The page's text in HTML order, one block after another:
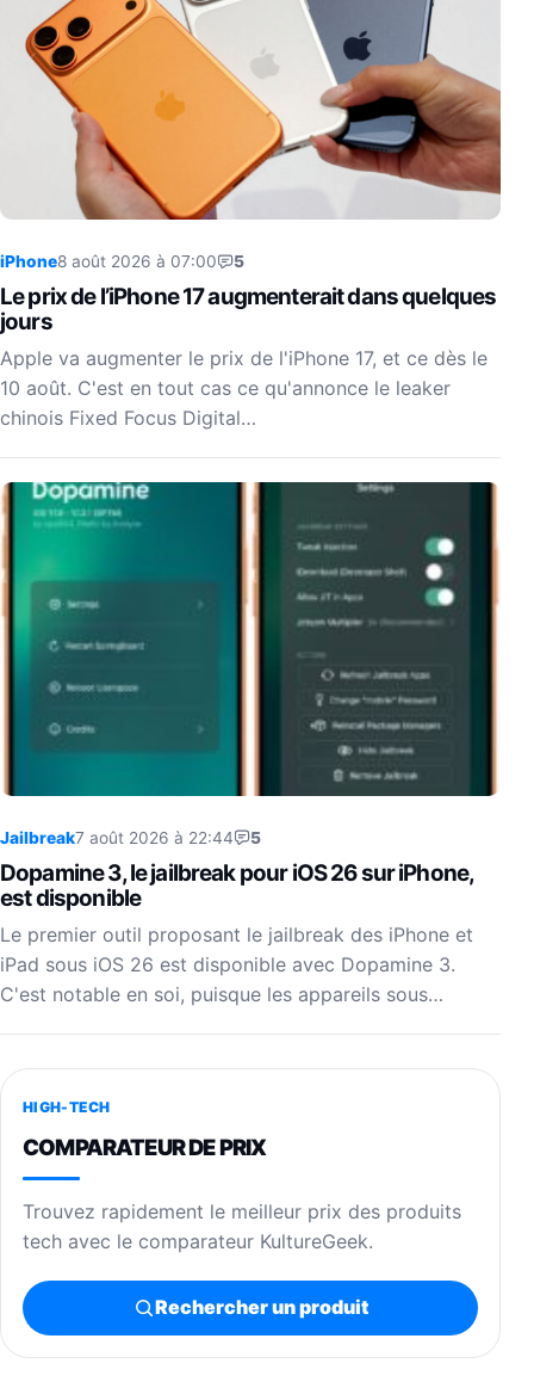
iPhone8 août 2026 à 07:00 5
Le prix de l’iPhone 17 augmenterait dans quelques
jours
Apple va augmenter le prix de l'iPhone 17, et ce dès le
10 août. C'est en tout cas ce qu'annonce le leaker
chinois Fixed Focus Digital…
Jailbreak7 août 2026 à 22:44 5
Dopamine 3, le jailbreak pour iOS 26 sur iPhone,
est disponible
Le premier outil proposant le jailbreak des iPhone et
iPad sous iOS 26 est disponible avec Dopamine 3.
C'est notable en soi, puisque les appareils sous…
HIGH-TECH
COMPARATEUR DE PRIX
Trouvez rapidement le meilleur prix des produits
tech avec le comparateur KultureGeek.
Rechercher un produit